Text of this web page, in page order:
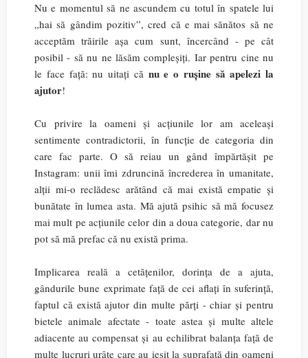
Nu e momentul să ne ascundem cu totul în spatele lui
„hai să gândim pozitiv”, cred că e mai sănătos să ne
acceptăm trăirile așa cum sunt, încercând - pe cât
posibil - să nu ne lăsăm compleșiți. Iar pentru cine nu
le face față: nu uitați că nu e o rușine să apelezi la
ajutor!
Cu privire la oameni și acțiunile lor am aceleași
sentimente contradictorii, în funcție de categoria din
care fac parte. O să reiau un gând împărtășit pe
Instagram: unii îmi zdruncină încrederea în umanitate,
alții mi-o reclădesc arătând că mai există empatie și
bunătate în lumea asta. Mă ajută psihic să mă focusez
mai mult pe acțiunile celor din a doua categorie, dar nu
pot să mă prefac că nu există prima.
Implicarea reală a cetățenilor, dorința de a ajuta,
gândurile bune exprimate față de cei aflați în suferință,
faptul că există ajutor din multe părți - chiar și pentru
bietele animale afectate - toate astea și multe altele
adiacente au compensat și au echilibrat balanța față de
multe lucruri urâte care au ieșit la suprafață din oameni